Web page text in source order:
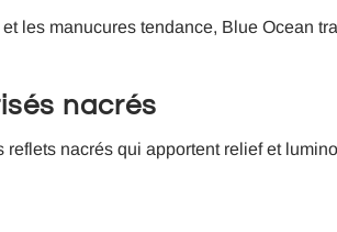
les manucures tendance, Blue Ocean
nacrés
nacrés qui apportent relief et